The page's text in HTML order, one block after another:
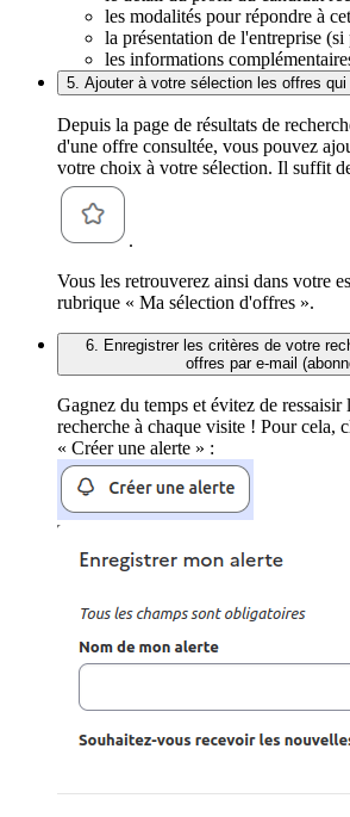
les modalités pour répondre à
la présentation de l'entreprise (si
les informations
5. Ajouter à votre sélection les offres
Depuis la page de résultats de
d'une offre consultée, vous pouvez
votre choix à votre sélection. Il suffit
.
Vous les retrouverez ainsi dans votre
rubrique « Ma sélection d'offres ».
6. Enregistrer les critères de votre
offres par e-mail
Gagnez du temps et évitez de ressaisir
recherche à chaque visite ! Pour cela,
« Créer une alerte » :